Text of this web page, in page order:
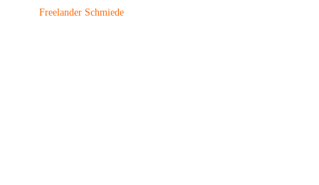
Freelander Schmiede